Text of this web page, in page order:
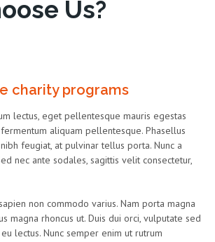
Us?
charity programs
lectus, eget pellentesque mauris egestas
aliquam pellentesque. Phasellus
feugiat, at pulvinar tellus porta. Nunc a
nec ante sodales, sagittis velit consectetur,
non commodo varius. Nam porta magna
magna rhoncus ut. Duis dui orci, vulputate sed
lectus. Nunc semper enim ut rutrum